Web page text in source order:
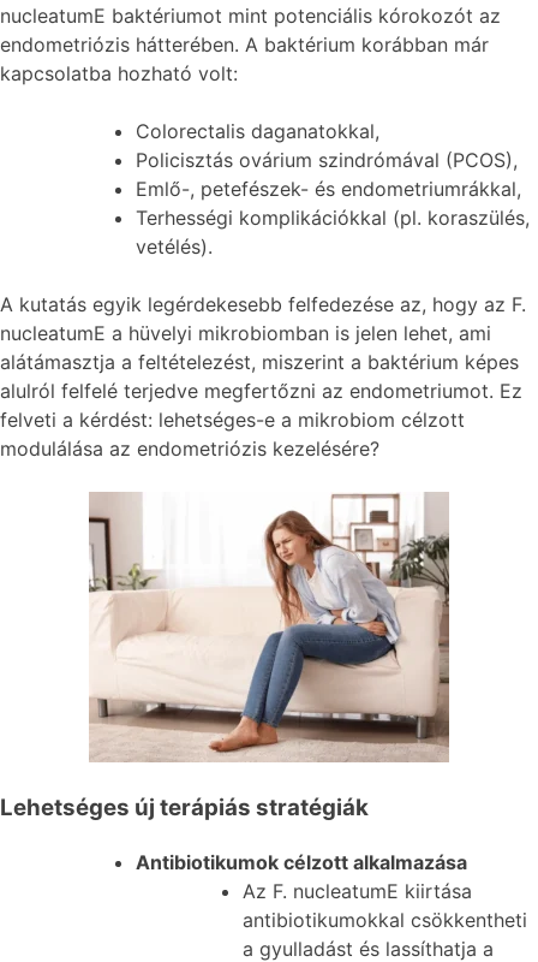
nucleatumE baktériumot mint potenciális kórokozót az
endometriózis hátterében. A baktérium korábban már
kapcsolatba hozható volt:
Colorectalis daganatokkal,
Policisztás ovárium szindrómával (PCOS),
Emlő-, petefészek- és endometriumrákkal,
Terhességi komplikációkkal (pl. koraszülés,
vetélés).
A kutatás egyik legérdekesebb felfedezése az, hogy az F.
nucleatumE a hüvelyi mikrobiomban is jelen lehet, ami
alátámasztja a feltételezést, miszerint a baktérium képes
alulról felfelé terjedve megfertőzni az endometriumot. Ez
felveti a kérdést: lehetséges-e a mikrobiom célzott
modulálása az endometriózis kezelésére?
Lehetséges új terápiás stratégiák
Antibiotikumok célzott alkalmazása
Az F. nucleatumE kiirtása
antibiotikumokkal csökkentheti
a gyulladást és lassíthatja a